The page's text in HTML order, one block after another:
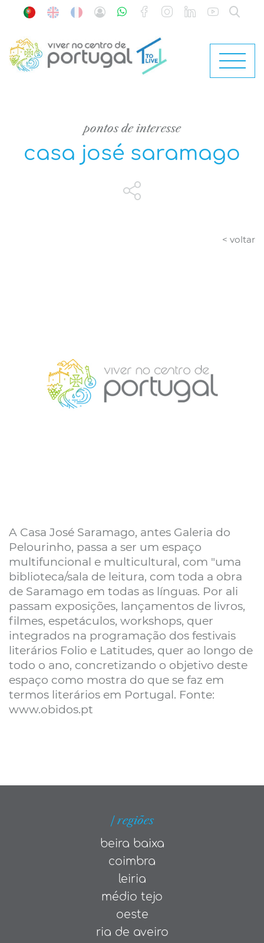
pontos de interesse
casa josé saramago
< voltar
A Casa José Saramago, antes Galeria do
Pelourinho, passa a ser um espaço
multifuncional e multicultural, com "uma
biblioteca/sala de leitura, com toda a obra
de Saramago em todas as línguas. Por ali
passam exposições, lançamentos de livros,
filmes, espetáculos, workshops, quer
integrados na programação dos festivais
literários Folio e Latitudes, quer ao longo de
todo o ano, concretizando o objetivo deste
espaço como mostra do que se faz em
termos literários em Portugal. Fonte:
www.obidos.pt
| regiões
beira baixa
coimbra
leiria
médio tejo
oeste
ria de aveiro